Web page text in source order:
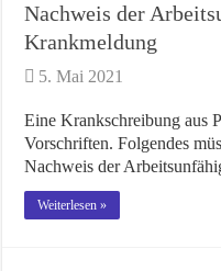
Nachweis der
Krankmeldung
5. Mai 2021
Eine Krankschreibung aus
Vorschriften. Folgendes
Nachweis der
Weiterlesen »